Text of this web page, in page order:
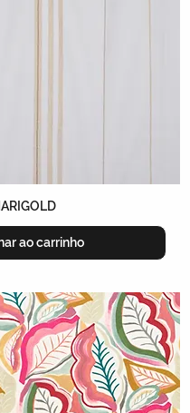
ao carrinho